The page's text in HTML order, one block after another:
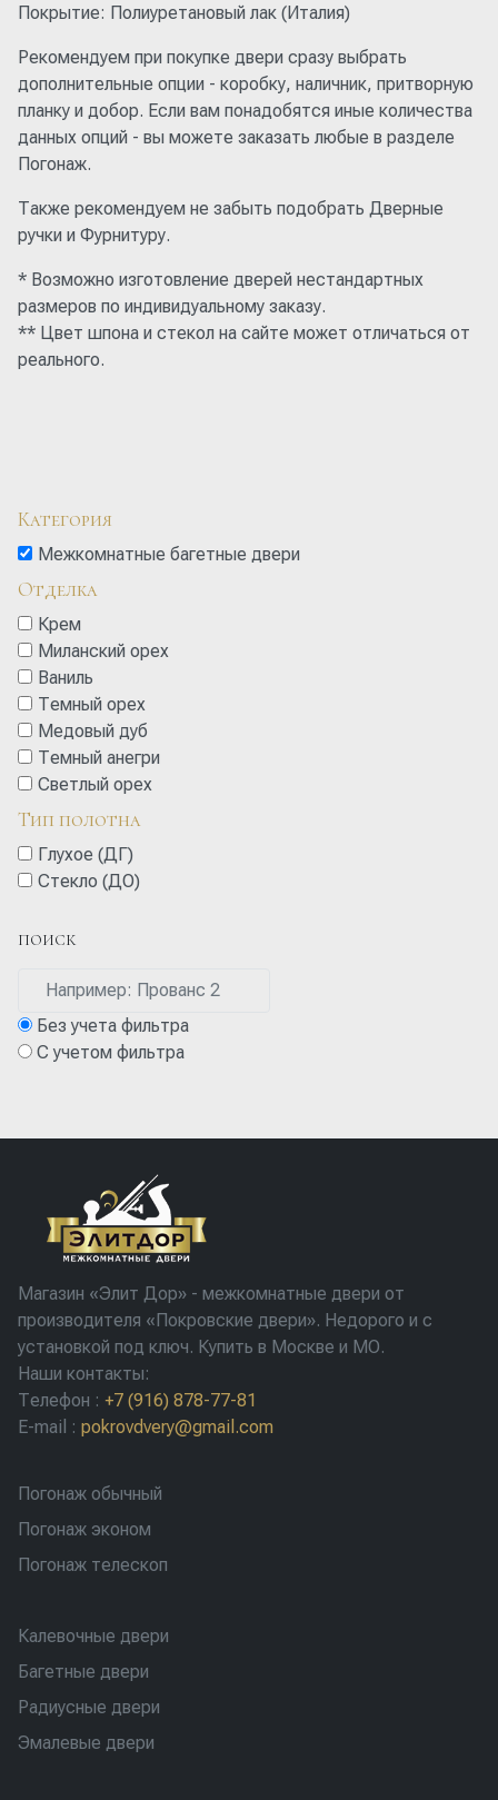
Покрытие: Полиуретановый лак (Италия)
Рекомендуем при покупке двери сразу выбрать
дополнительные опции - коробку, наличник, притворную
планку и добор. Если вам понадобятся иные количества
данных опций - вы можете заказать любые в разделе
Погонаж.
Также рекомендуем не забыть подобрать Дверные
ручки и Фурнитуру.
* Возможно изготовление дверей нестандартных
размеров по индивидуальному заказу.
** Цвет шпона и стекол на сайте может отличаться от
реального.
Категория
Межкомнатные багетные двери
Отделка
Крем
Миланский орех
Ваниль
Темный орех
Медовый дуб
Темный анегри
Cветлый орех
Тип полотна
Глухое (ДГ)
Стекло (ДО)
ПОИСК
Без учета фильтра
С учетом фильтра
Магазин «Элит Дор» - межкомнатные двери от
производителя «Покровские двери». Недорого и с
установкой под ключ. Купить в Москве и МО.
Наши контакты:
Телефон : +7 (916) 878-77-81
E-mail : pokrovdvery@gmail.com
Погонаж обычный
Погонаж эконом
Погонаж телескоп
Калевочные двери
Багетные двери
Радиусные двери
Эмалевые двери